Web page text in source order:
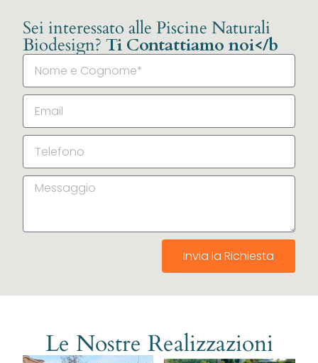
Sei interessato alle Piscine Naturali
Biodesign? Ti Contattiamo noi</b
Invia la Richiesta
Le Nostre Realizzazioni